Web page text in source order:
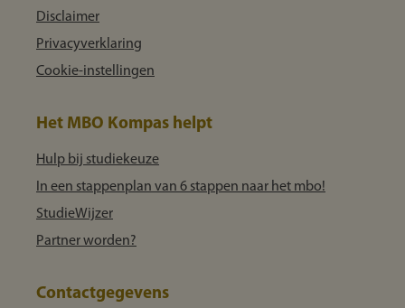
Disclaimer
Privacyverklaring
Cookie-instellingen
Het MBO Kompas helpt
Hulp bij studiekeuze
In een stappenplan van 6 stappen naar het mbo!
StudieWijzer
Partner worden?
Contactgegevens